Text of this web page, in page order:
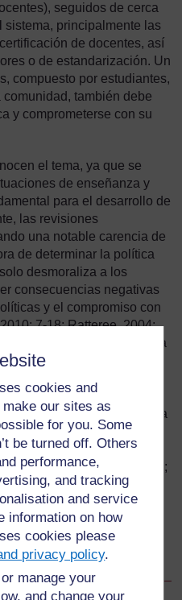
cookies and
our sites as
for you. Some
be turned off. Others
performance,
and tracking
and service
information on how
cookies please
privacy policy.
manage your
and change your
seguidos de cerca
sistema, principalmente las
de docentes, así
o de estandarización. Un
compuesto por estudiantes,
también debe
y comprometerse con su
el tema, ya que se
de enseñanza y
para el desarrollo de
las revisiones
una notable carencia de
de determinar la política
desmoraliza a los
consecuencias negativas
y el compromiso con
7-18; Ratteree, 2004;
formulación de una política
realizarse por medio de
administraciones
de docentes y
así como un diálogo acerca
cercanas a la
en el aula
75; OIT, 2012: 202-204;
2013: 21). En los
detalle el papel de los
y las organizaciones
la implementación de la